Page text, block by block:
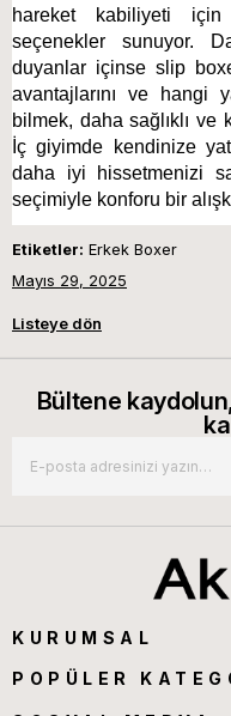
hareket kabiliyeti için
seçenekler sunuyor.
duyanlar içinse slip
avantajlarını ve hangi
bilmek, daha sağlıklı ve
İç giyimde kendinize
daha iyi hissetmenizi
seçimiyle konforu bir
Etiketler: Erkek Boxer
Mayıs 29, 2025
Listeye dön
Bültene
KURUMSAL
POPÜLER